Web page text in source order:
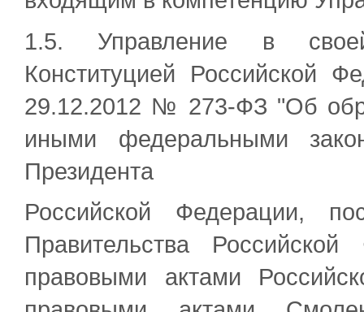
1.5. Управление в своей
Конституцией Российской
29.12.2012 № 273-ФЗ "Об
иными федеральными
Президента
Российской Федерации,
Правительства
правовыми актами